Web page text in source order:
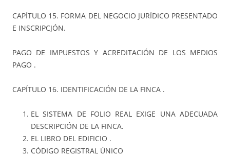
CAPÍTULO 15. FORMA DEL NEGOCIO JURÍDICO PRESENTADO
E INSCRIPCJÓN.
PAGO DE IMPUESTOS Y ACREDITACIÓN DE LOS MEDIOS
PAGO .
CAPÍTULO 16. IDENTIFICACIÓN DE LA FINCA .
EL SISTEMA DE FOLIO REAL EXIGE UNA ADECUADA
DESCRIPCIÓN DE LA FINCA.
EL LIBRO DEL EDIFICIO .
CÓDIGO REGISTRAL ÚNICO